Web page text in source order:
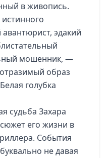
в живопись.
эдакий
мошенник, —
образ
голубка
судьба Захара
его жизни в
События
не давая